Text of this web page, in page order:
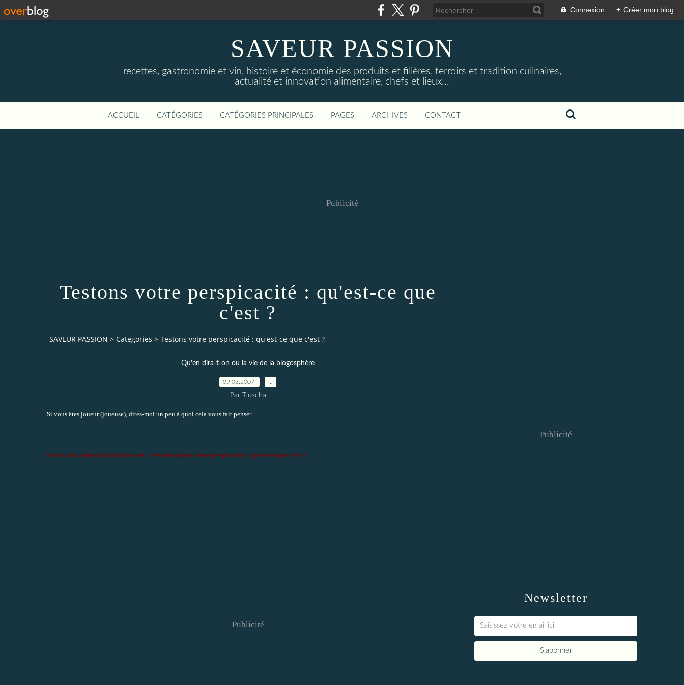
Connexion + Créer mon blog
SAVEUR PASSION
recettes, gastronomie et vin, histoire et économie des produits et filières, terroirs et tradition culinaires,
actualité et innovation alimentaire, chefs et lieux...
ACCUEIL CATÉGORIES CATÉGORIES PRINCIPALES PAGES ARCHIVES CONTACT
Publicité
Testons votre perspicacité : qu'est-ce que
c'est ?
SAVEUR PASSION > Categories > Testons votre perspicacité : qu'est-ce que c'est ?
Qu'en dira-t-on ou la vie de la blogosphère
09.03.2007
Par Tiuscha
Si vous êtes joueur (joueuse), dites-moi un peu à quoi cela vous fait penser...
Sucré, salé, chaud, froid, hiver, été ? Testons un peu votre perspicacité : qu'est-ce que c'est ?
Publicité
Newsletter
Publicité